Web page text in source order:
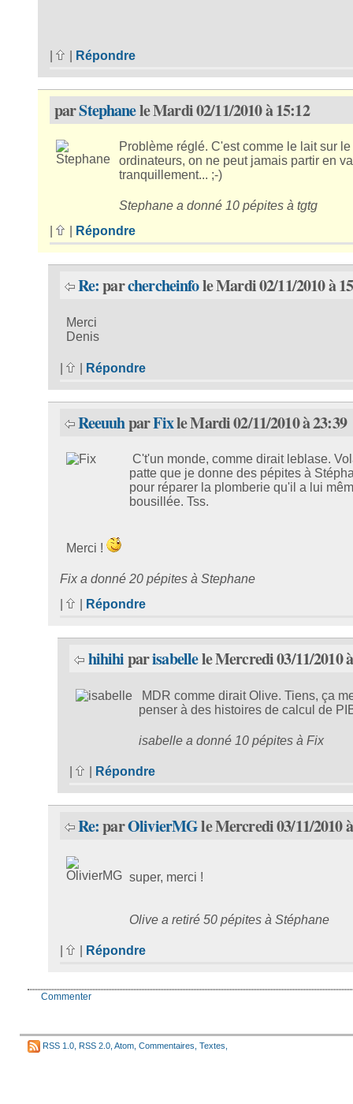
Répondre
parStephanele Mardi 02/11/2010 à 15:12
Problème réglé. C'est comme le lait sur
ordinateurs, on ne peut jamais partir en
tranquillement... ;-)
Stephane a donné 10 pépites à tgtg
Répondre
Re:parchercheinfole Mardi 02/11/2010 à
Merci
Denis
Répondre
ReeuuhparFixle Mardi 02/11/2010 à 23:39
C't'un monde, comme dirait leblase.
patte que je donne des pépites à
pour réparer la plomberie qu'il a lui
bousillée. Tss.
Merci !
Fix a donné 20 pépites à Stephane
Répondre
hihihiparisabellele Mercredi 03/11/2010
MDR comme dirait Olive. Tiens, ça
penser à des histoires de calcul de
isabelle a donné 10 pépites à Fix
| Répondre
Re:parOlivierMGle Mercredi 03/11/2010
super, merci !
Olive a retiré 50 pépites à Stéphane
Répondre
Commenter
RSS 1.0 RSS 2.0 Atom Commentaires Textes